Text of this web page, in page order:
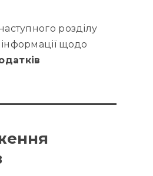
розділу
щодо